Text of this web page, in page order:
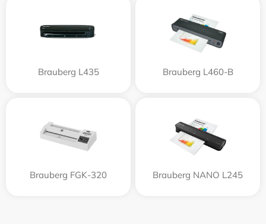
Brauberg L435 Brauberg L460-B
Brauberg FGK-320 Brauberg NANO L245